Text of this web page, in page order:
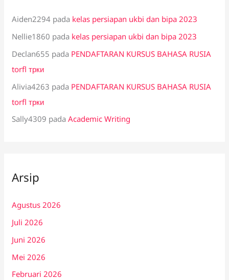
Aiden2294 pada kelas persiapan ukbi dan bipa 2023
Nellie1860 pada kelas persiapan ukbi dan bipa 2023
Declan655 pada PENDAFTARAN KURSUS BAHASA RUSIA
torfl трки
Alivia4263 pada PENDAFTARAN KURSUS BAHASA RUSIA
torfl трки
Sally4309 padaAcademic Writing
Arsip
Agustus 2026
Juli 2026
Juni 2026
Mei 2026
Februari 2026